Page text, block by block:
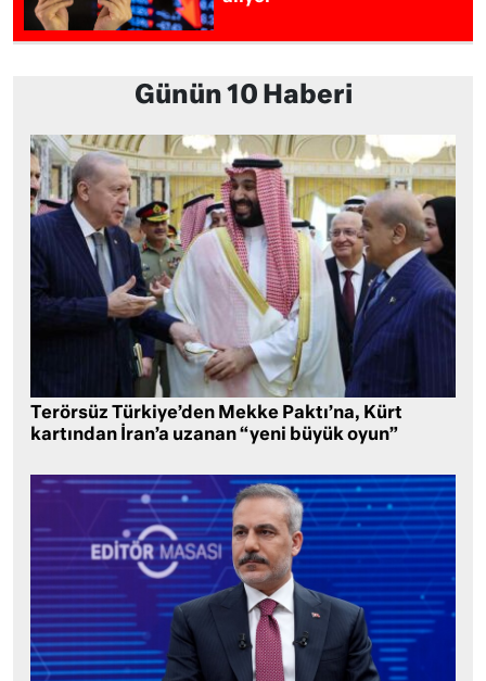
Günün 10 Haberi
Terörsüz Türkiye’den Mekke Paktı’na, Kürt
kartından İran’a uzanan “yeni büyük oyun”